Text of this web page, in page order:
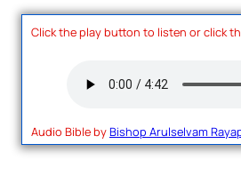
Click the play button to listen or click
Audio Bible byBishop Arulselvam